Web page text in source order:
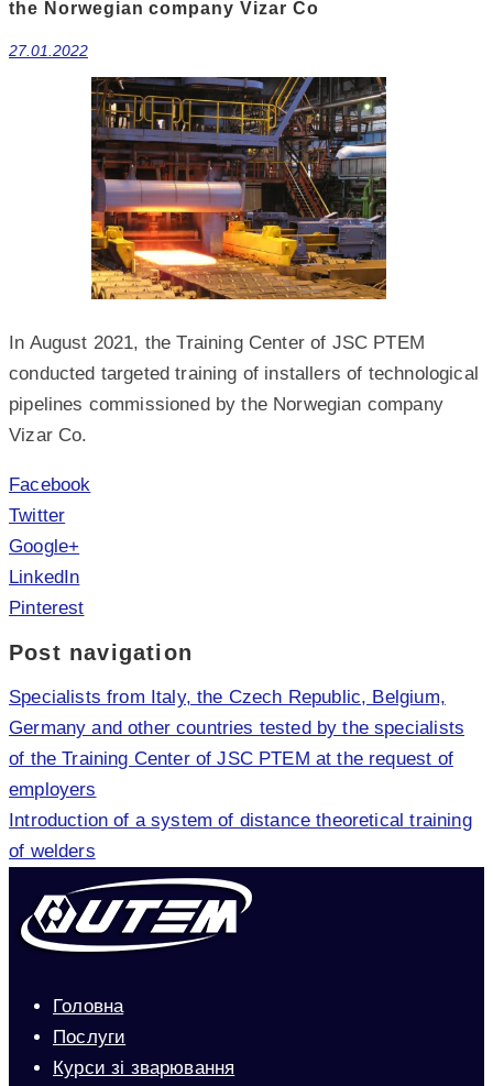
the Norwegian company Vizar Co
27.01.2022
In August 2021, the Training Center of JSC PTEM
conducted targeted training of installers of technological
pipelines commissioned by the Norwegian company
Vizar Co.
Facebook
Twitter
Google+
LinkedIn
Pinterest
Post navigation
Specialists from Italy, the Czech Republic, Belgium,
Germany and other countries tested by the specialists
of the Training Center of JSC PTEM at the request of
employers
Introduction of a system of distance theoretical training
of welders
Головна
Послуги
Курси зі зварювання